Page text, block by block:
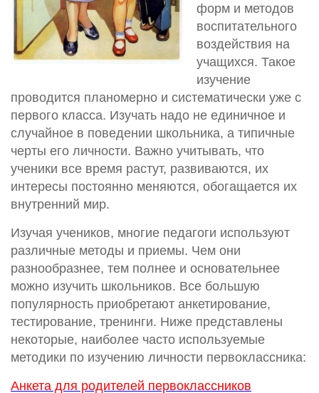
форм и методов
воспитательного
воздействия на
учащихся. Такое
изучение
проводится планомерно и систематически уже с
первого класса. Изучать надо не единичное и
случайное в поведении школьника, а типичные
черты его личности. Важно учитывать, что
ученики все время растут, развиваются, их
интересы постоянно меняются, обогащается их
внутренний мир.
Изучая учеников, многие педагоги используют
различные методы и приемы. Чем они
разнообразнее, тем полнее и основательнее
можно изучить школьников. Все большую
популярность приобретают анкетирование,
тестирование, тренинги. Ниже представлены
некоторые, наиболее часто используемые
методики по изучению личности первоклассника:
Анкета для родителей первоклассников